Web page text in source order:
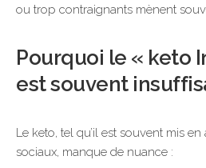
ou trop contraignants mènent
Pourquoi le « keto
est souvent
Le keto, tel qu’il est souvent mis
sociaux, manque de nuance :